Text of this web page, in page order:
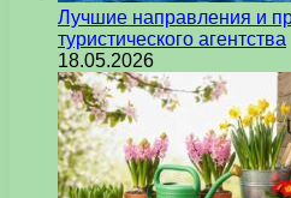
Лучшие направления и
туристического агентства
18.05.2026